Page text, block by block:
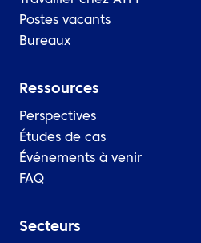
Postes vacants
Bureaux
Ressources
Perspectives
Études de cas
Événements à venir
FAQ
Secteurs